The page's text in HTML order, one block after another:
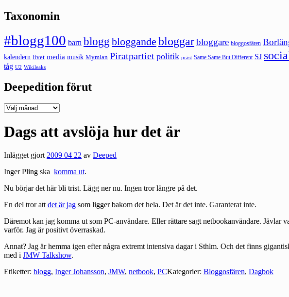
Taxonomin
#blogg100 barn blogg bloggande bloggarbloggare bloggosfären
kalendern livet media musik Mymlan Piratpartiet politik präst Same Same But Different SJ
tåg U2 Wikileaks
Deepedition förut
Deepedition
Dags att avslöja hur det är
Inlägget gjort2009 04 22 av Deeped
Inger Pling ska komma ut.
Nu börjar det här bli trist. Lägg ner nu. Ingen tror längre på det.
En del tror attdet är jag som ligger bakom det hela. Det är det inte. Garanterat inte.
Däremot kan jag komma ut som PC-användare. Eller rättare sagt netbookanvändare.
varför. Jag är positivt överraskad.
Annat? Jag är hemma igen efter några extremt intensiva dagar i Sthlm. Och det finns
med i JMW Talkshow.
Etiketter: blogg, Inger Johansson, JMW, netbook, PCKategorier: Bloggosfären, Dagbok